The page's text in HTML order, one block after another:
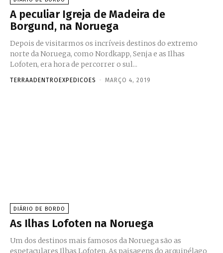
A peculiar Igreja de Madeira de
Borgund, na Noruega
Depois de visitarmos os incríveis destinos do extremo
norte da Noruega, como Nordkapp, Senja e as Ilhas
Lofoten, era hora de percorrer o sul...
TERRAADENTROEXPEDICOES - MARÇO 4, 2019
DIÁRIO DE BORDO
As Ilhas Lofoten na Noruega
Um dos destinos mais famosos da Noruega são as
espetaculares Ilhas Lofoten. As paisagens do arquipélago